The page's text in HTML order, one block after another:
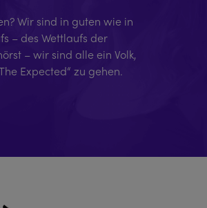
Wir sind in guten wie in
– des Wettlaufs der
– wir sind alle ein Volk,
Expected“ zu gehen.